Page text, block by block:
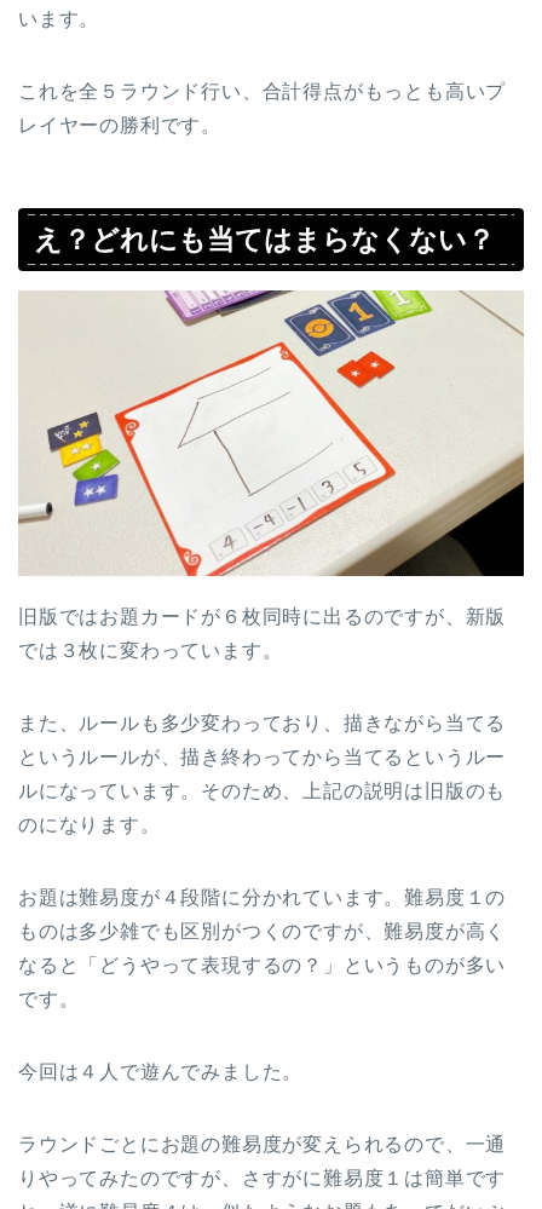
います。
これを全５ラウンド行い、合計得点がもっとも高いプ
レイヤーの勝利です。
え？どれにも当てはまらなくない？
旧版ではお題カードが６枚同時に出るのですが、新版
では３枚に変わっています。
また、ルールも多少変わっており、描きながら当てる
というルールが、描き終わってから当てるというルー
ルになっています。そのため、上記の説明は旧版のも
のになります。
お題は難易度が４段階に分かれています。難易度１の
ものは多少雑でも区別がつくのですが、難易度が高く
なると「どうやって表現するの？」というものが多い
です。
今回は４人で遊んでみました。
ラウンドごとにお題の難易度が変えられるので、一通
りやってみたのですが、さすがに難易度１は簡単です